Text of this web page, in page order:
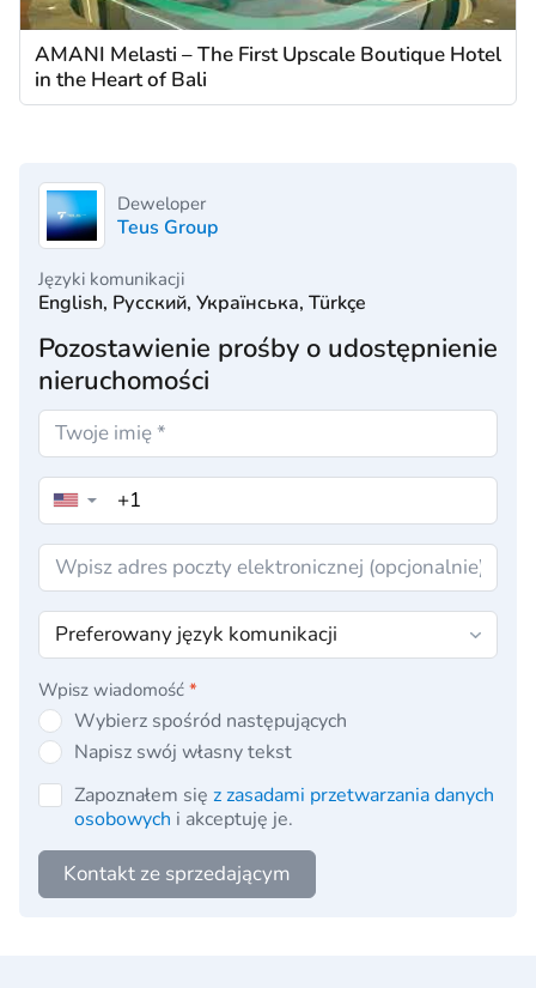
AMANI Melasti – The First Upscale Boutique Hotel
in the Heart of Bali
Deweloper
Teus Group
Języki komunikacji
English, Русский, Українська, Türkçe
Pozostawienie prośby o udostępnienie
nieruchomości
▼
Wpisz wiadomość *
Wybierz spośród następujących
Napisz swój własny tekst
Zapoznałem się z zasadami przetwarzania danych
osobowych i akceptuję je.
Kontakt ze sprzedającym